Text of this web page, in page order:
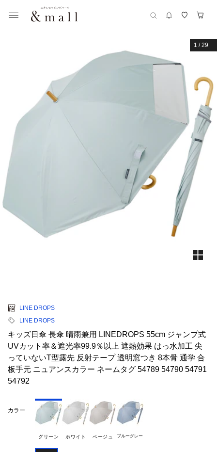
1 /29
LINE DROPS
LINE DROPS
キッズ日傘 長傘 晴雨兼用 LINEDROPS 55cm ジャンプ式
UVカット率＆遮光率99.9％以上 遮熱効果 はっ水加工 尖
っていないT型露先 反射テープ 透明窓つき 8本骨 通学 合
板手元 ニュアンスカラー ネームタグ 54789 54790 54791
54792
カラー
グリーン ホワイト ベージュ ブルーグレー